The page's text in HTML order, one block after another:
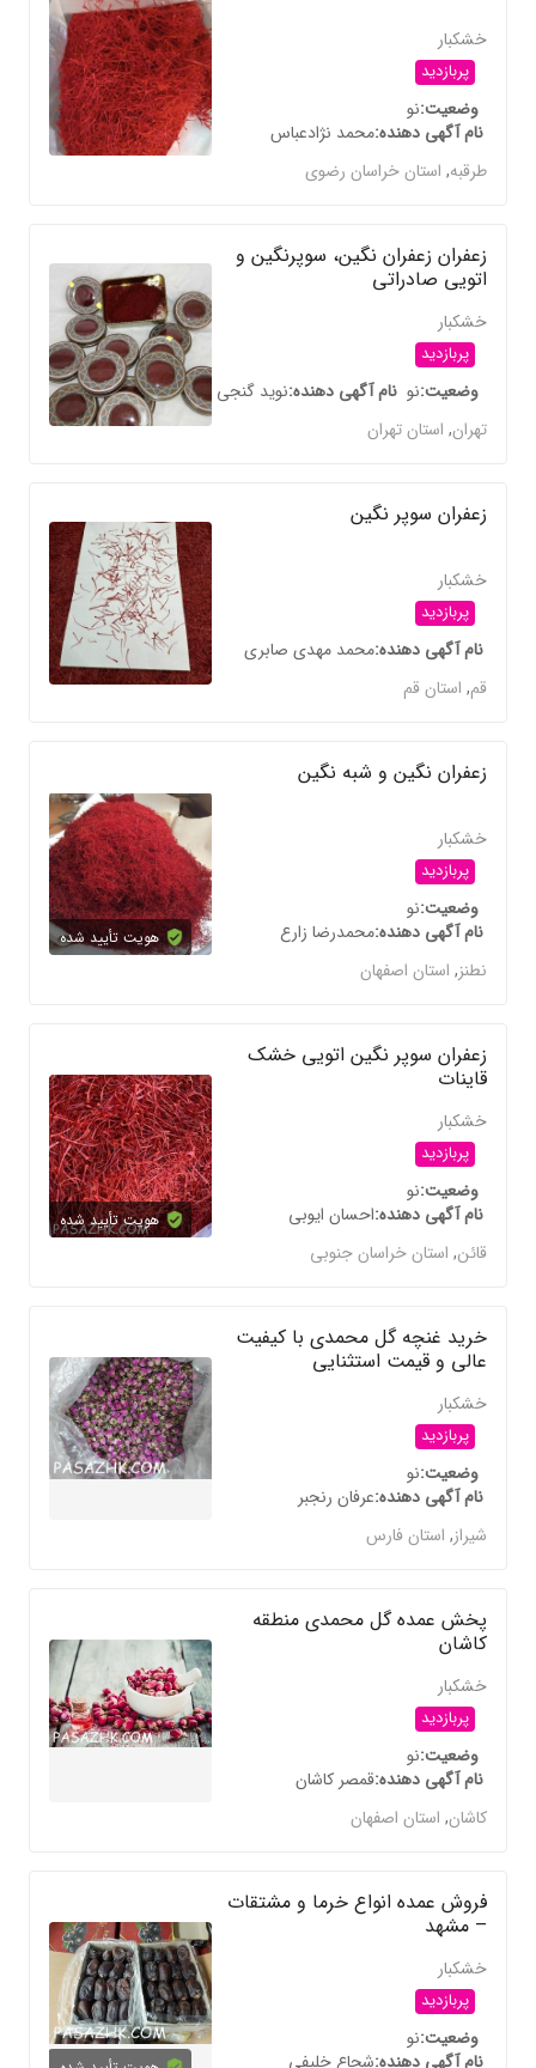
خشکبار
پربازدید
وضعیتنو
نام آگهی دهندهمحمد نژادعباس
طرقبه,استان خراسان رضوی
زعفران زعفران نگین، سوپرنگین و
اتویی صادراتی
خشکبار
پربازدید
وضعیتنو نام آگهی دهندهنوید گنجی
تهران,استان تهران
زعفران سوپر نگین
خشکبار
پربازدید
نام آگهی دهندهمحمد مهدی صابری
قم,استان قم
زعفران نگین و شبه نگین
خشکبار
پربازدید
وضعیتنو
نام آگهی دهندهمحمدرضا زارع
نطنز,استان اصفهان
هویت تأیید شده
زعفران سوپر نگین اتویی خشک
قاینات
خشکبار
پربازدید
وضعیتنو
نام آگهی دهندهاحسان ایوبی
قائن,استان خراسان جنوبی
هویت تأیید شده
خرید غنچه گل محمدی با کیفیت
عالی و قیمت استثنایی
خشکبار
پربازدید
وضعیتنو
نام آگهی دهندهعرفان رنجبر
شیراز,استان فارس
پخش عمده گل محمدی منطقه
کاشان
خشکبار
پربازدید
وضعیتنو
نام آگهی دهندهقمصر کاشان
کاشان,استان اصفهان
فروش عمده انواع خرما و مشتقات
– مشهد
خشکبار
پربازدید
وضعیتنو
نام آگهی دهندهشجاع خلیفی